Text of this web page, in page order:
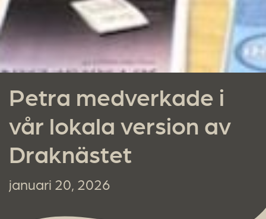
Petra medverkade i
vår lokala version av
Draknästet
januari 20, 2026